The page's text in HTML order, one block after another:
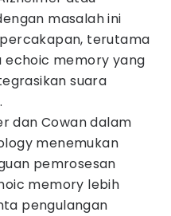
masalah ini
terutama
echoic memory yang
suara
dan Cowan dalam
menemukan
pemrosesan
memory lebih
pengulangan